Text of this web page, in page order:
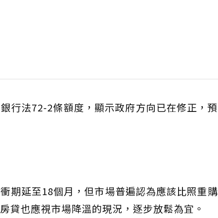
行法72-2條額度，顯示政府方向已在修正，
期延至18個月，但市場普遍認為應該比照重
貸也應視市場降溫的現況，逐步放鬆為宜。